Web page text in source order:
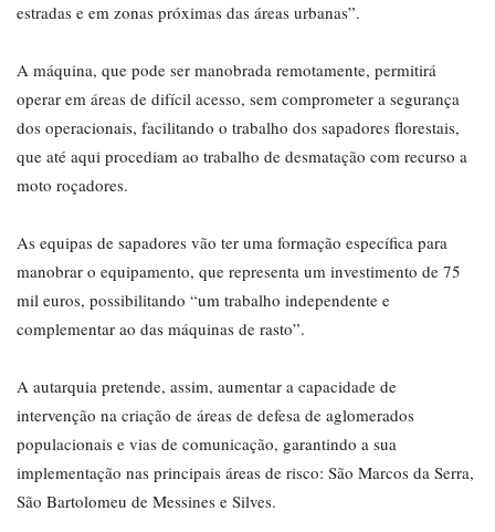
estradas e em zonas próximas das áreas urbanas”.
A máquina, que pode ser manobrada remotamente, permitirá
operar em áreas de difícil acesso, sem comprometer a segurança
dos operacionais, facilitando o trabalho dos sapadores florestais,
que até aqui procediam ao trabalho de desmatação com recurso a
moto roçadores.
As equipas de sapadores vão ter uma formação específica para
manobrar o equipamento, que representa um investimento de 75
mil euros, possibilitando “um trabalho independente e
complementar ao das máquinas de rasto”.
A autarquia pretende, assim, aumentar a capacidade de
intervenção na criação de áreas de defesa de aglomerados
populacionais e vias de comunicação, garantindo a sua
implementação nas principais áreas de risco: São Marcos da Serra,
São Bartolomeu de Messines e Silves.